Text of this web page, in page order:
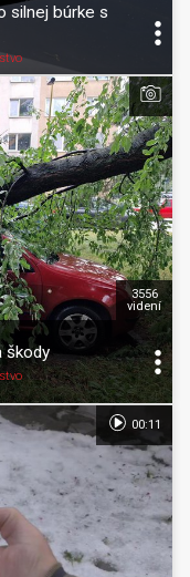
silnej búrke s
škody
3556
videní
00:11